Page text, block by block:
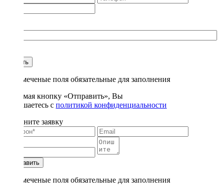
Купить
* - отмеченые поля обязательные для заполнения
Нажимая кнопку «Отправить», Вы
соглашаетесь с политикой конфиденциальности
Заполните заявку
Отправить
* - отмеченые поля обязательные для заполнения